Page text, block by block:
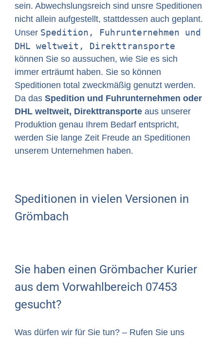
sein. Abwechslungsreich sind unsre Speditionen
nicht allein aufgestellt, stattdessen auch geplant.
Unser Spedition, Fuhrunternehmen und
DHL weltweit, Direkttransporte
können Sie so aussuchen, wie Sie es sich
immer erträumt haben. Sie so können
Speditionen total zweckmäßig genutzt werden.
Da das Spedition und Fuhrunternehmen oder
DHL weltweit, Direkttransporte aus unserer
Produktion genau Ihrem Bedarf entspricht,
werden Sie lange Zeit Freude an Speditionen
unserem Unternehmen haben.
Speditionen in vielen Versionen in
Grömbach
Sie haben einen Grömbacher Kurier
aus dem Vorwahlbereich 07453
gesucht?
Was dürfen wir für Sie tun? – Rufen Sie uns